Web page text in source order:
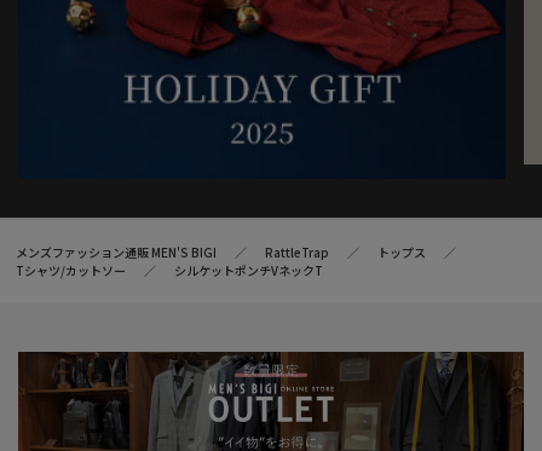
メンズファッション通販 MEN'S BIGI RattleTrap
トップス
Tシャツ/カットソー
シルケットポンチVネックT